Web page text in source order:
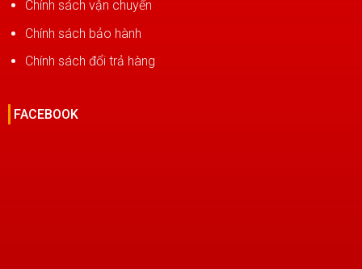
Chính sách vận chuyển
Chính sách bảo hành
Chính sách đổi trả hàng
FACEBOOK